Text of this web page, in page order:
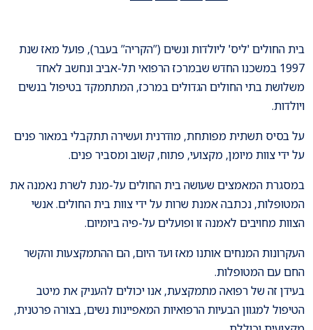
בית החולים 'ליס' ליולדות ונשים (”הקריה” בעבר), פועל מאז שנת
1997 במשכנו החדש שבמרכז הרפואי תל-אביב ונחשב לאחד
משלושת בתי החולים הגדולים במרכז, המתתמקד בטיפול בנשים
ויולדות.
על בסיס תשתית מפותחת, מודרנית ועשירה תתקבלי במאור פנים
על ידי צוות מיומן, מקצועי, פתוח, קשוב ומסביר פנים.
במסגרת המאמצים שעושה בית החולים על-מנת לשרת נאמנה את
המטופלות, נכתבה אמנת שרות על ידי צוות בית החולים. אנשי
הצוות מחויבים לאמנה זו ופועלים על-פיה ביומיום.
העקרונות המנחים אותנו מאז ועד היום, הם ההתמקצעות והקשר
החם עם המטופלות.
בעידן זה של רפואה מתמקצעת, אנו יכולים להעניק את מיטב
הטיפול למגוון הבעיות הרפואיות המאפיינות נשים, בצורה פרטנית,